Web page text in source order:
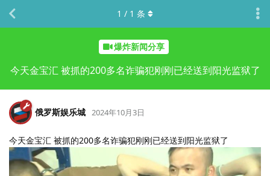
爆炸新闻分享
今天金宝汇 被抓的200多名诈骗犯刚刚已经送到阳光监狱了
1 / 1 条
俄罗斯娱乐城 2024年10月3日
今天金宝汇 被抓的200多名诈骗犯刚刚已经送到阳光监狱了